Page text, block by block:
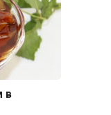
в